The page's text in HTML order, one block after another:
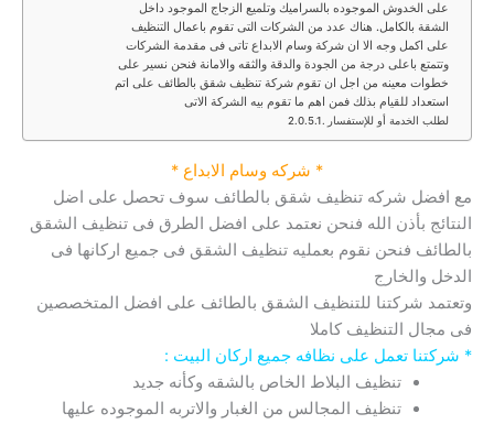
على الخدوش الموجوده بالسراميك وتلميع الزجاج الموجود داخل
الشقة بالكامل. هناك عدد من الشركات التى تقوم باعمال التنظيف
على اكمل وجه الا ان شركة وسام الابداع تاتى فى مقدمة الشركات
وتتمتع باعلى درجة من الجودة والدقة والثقه والامانة فنحن نسير على
خطوات معينه من اجل ان تقوم شركة تنظيف شقق بالطائف على اتم
استعداد للقيام بذلك فمن اهم ما تقوم بيه الشركة الاتى
لطلب الخدمة أو للإستفسار
* شركه وسام الابداع *
مع افضل شركه تنظيف شقق بالطائف سوف تحصل على اضل
النتائج بأذن الله فنحن نعتمد على افضل الطرق فى تنظيف الشقق
بالطائف فنحن نقوم بعمليه تنظيف الشقق فى جميع اركانها فى
الدخل والخارج
وتعتمد شركتنا للتنظيف الشقق بالطائف على افضل المتخصصين
فى مجال التنظيف كاملا
* شركتنا تعمل على نظافه جميع اركان البيت :
تنظيف البلاط الخاص بالشقه وكأنه جديد
تنظيف المجالس من الغبار والاتربه الموجوده عليها